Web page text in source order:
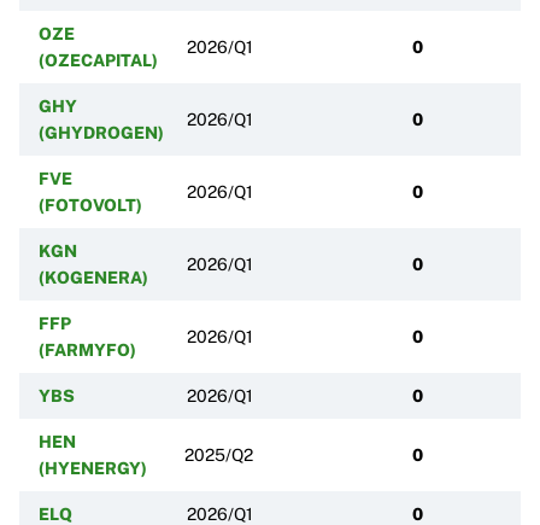
OZE
(OZECAPITAL)
2026/Q1 0
GHY
(GHYDROGEN)
2026/Q1 0
FVE
(FOTOVOLT)
2026/Q1 0
KGN
(KOGENERA)
2026/Q1 0
FFP
(FARMYFO)
2026/Q1 0
YBS 2026/Q1 0
HEN
(HYENERGY)
2025/Q2 0
ELQ 2026/Q1 0